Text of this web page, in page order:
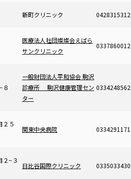
新町クリニック 0428315312
医療法人社団燦燦会えばら
サンクリニック
0337860012
８
一般財団法人平和協会 駒沢
診療所 駒沢健康管理セン
ター
0334248562
２５
関東中央病院 0334291171
２−３
日比谷国際クリニック 0335033430